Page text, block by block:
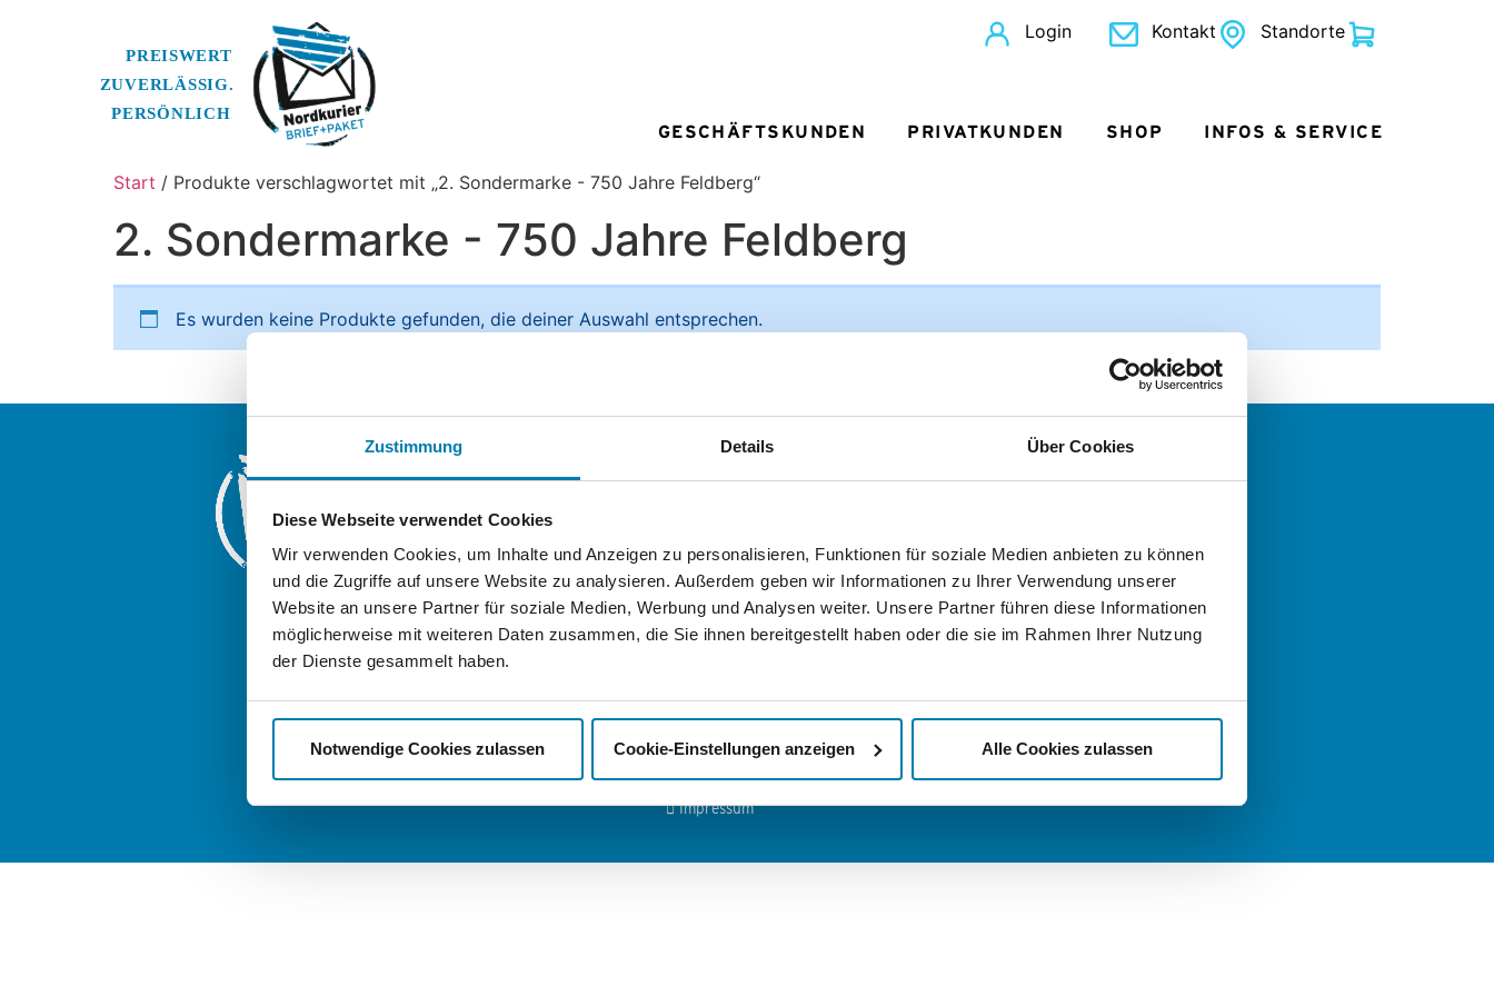
Zustimmung Details Über Cookies
Diese Webseite verwendet Cookies
Wir verwenden Cookies, um Inhalte und Anzeigen zu personalisieren, Funktionen für soziale Medien anbieten zu können
und die Zugriffe auf unsere Website zu analysieren. Außerdem geben wir Informationen zu Ihrer Verwendung unserer
Website an unsere Partner für soziale Medien, Werbung und Analysen weiter. Unsere Partner führen diese Informationen
möglicherweise mit weiteren Daten zusammen, die Sie ihnen bereitgestellt haben oder die sie im Rahmen Ihrer Nutzung
der Dienste gesammelt haben.
Notwendige Cookies zulassen Cookie-Einstellungen anzeigen Alle Cookies zulassen
Login Kontakt Standorte
GESCHÄFTSKUNDEN PRIVATKUNDEN SHOP INFOS & SERVICE
Start / Produkte verschlagwortet mit „2. Sondermarke - 750 Jahre Feldberg“
2. Sondermarke - 750 Jahre Feldberg
Es wurden keine Produkte gefunden, die deiner Auswahl entsprechen.
Nordkurier Brief + Paket
Ein Unternehmen der
Nordkurier Mediengruppe
Friedrich-Engels-Ring 29
der Nordkurier Mediengruppe:
good-stock.de
nordkurier-mediengruppe.de
Unsere Vorteile im Detail:
Rechnung statt Vorkasse
Passgenaue Frankierung
Persönlicher Ansprechpartner
Ihr Widerrufsrecht
Datenschutzerklärung
Impressum
Sie wollen mehr?
Wenn Sie Fragen zum Angebot der
Nordkurier Logistik oder der Nordkurier
Mediengruppen haben und sich einfach
lassen wollen, schreiben Sie uns gern eine
>Kontakt